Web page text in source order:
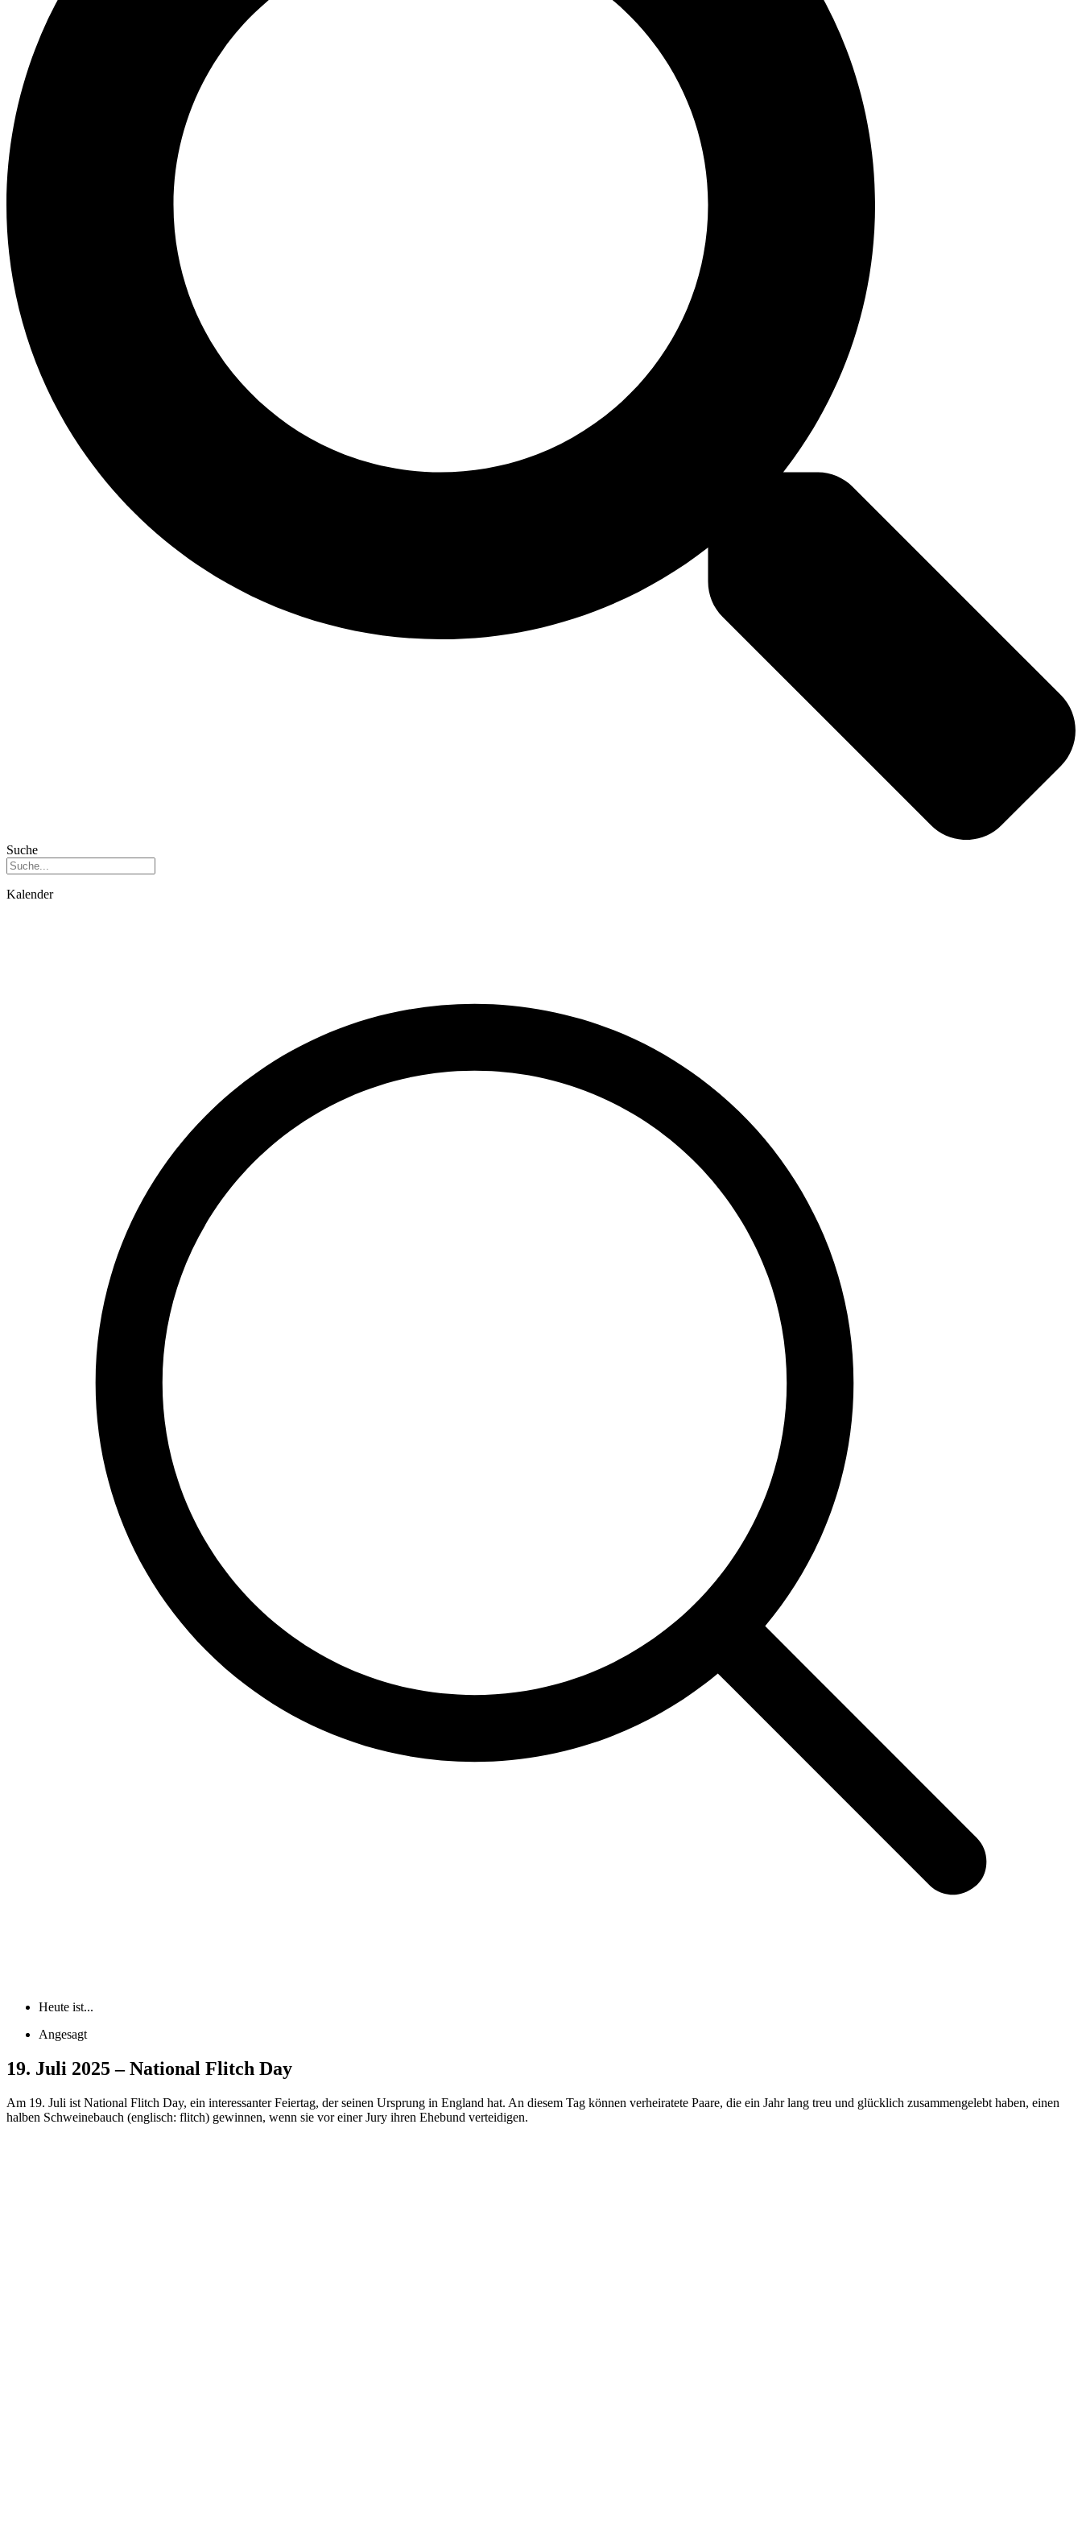
Suche
Kalender
Heute ist...
Angesagt
19. Juli 2025 – National Flitch Day
Am 19. Juli ist National Flitch Day, ein interessanter Feiertag, der seinen Ursprung in England hat. An diesem Tag können verheiratete Paare, die ein Jahr lang treu und glücklich zusammengelebt haben, einen
halben Schweinebauch (englisch: flitch) gewinnen, wenn sie vor einer Jury ihren Ehebund verteidigen.